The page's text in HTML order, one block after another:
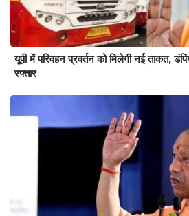
यूपी में परिवहन प्रवर्तन को मिलेगी नई ताकत,
रफ्तार